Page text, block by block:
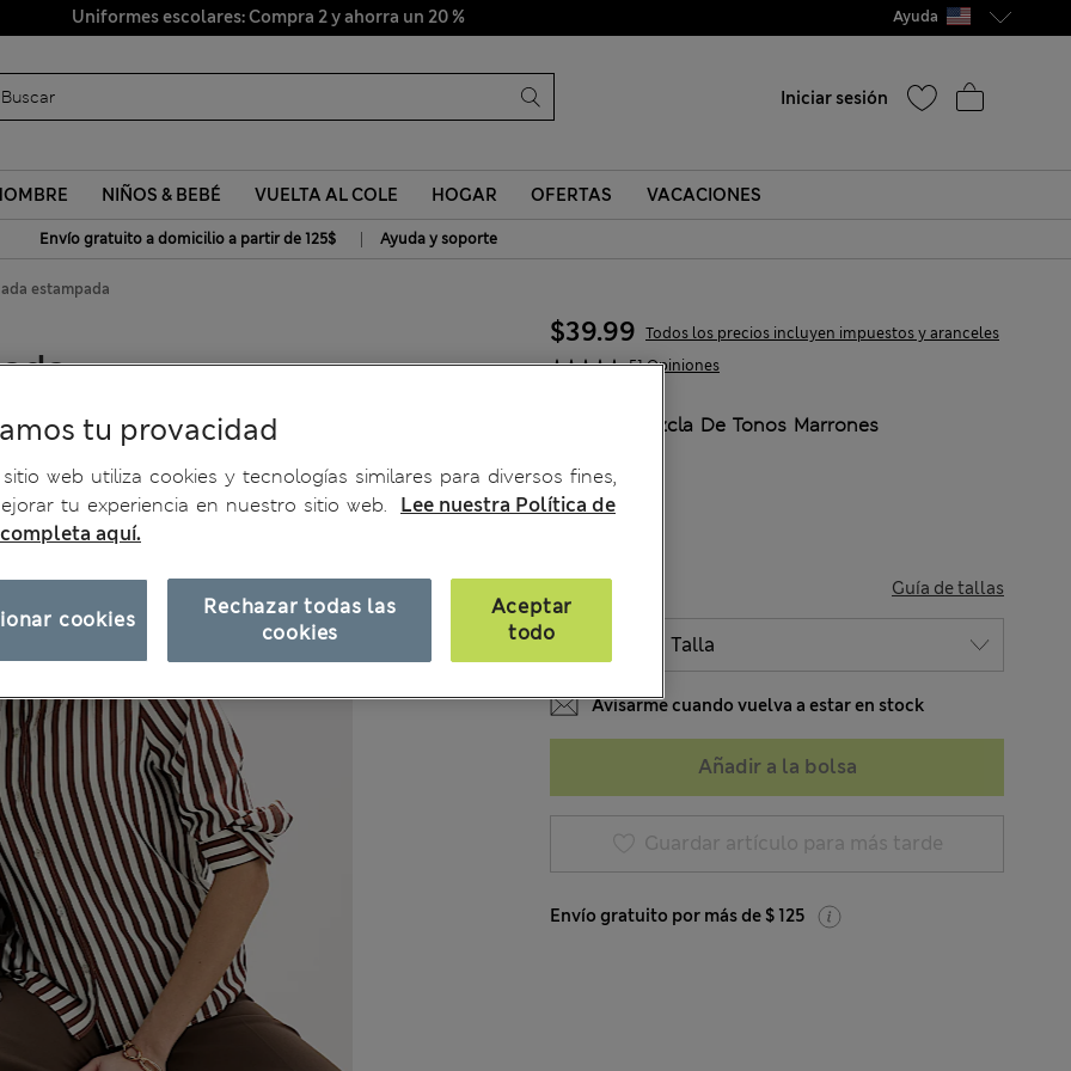
Uniformes escolares: Compra 2 y ahorra un 20 % Ayuda
Iniciar sesión
NIÑOS & BEBÉ VUELTA AL COLE HOGAR OFERTAS VACACIONES
Envío gratuito a domicilio a partir de 125$ | Ayuda y soporte
estampada
51 Opiniones
$39.99 Todos los precios incluyen impuestos y aranceles
Mezcla De Tonos Marrones
TALLA Guía de tallas
Avisarme cuando vuelva a estar en stock
Añadir a la bolsa
Guardar artículo para más tarde
Envío gratuito por más de $ 125
tu provacidad
web utiliza cookies y tecnologías similares para diversos fines,
tu experiencia en nuestro sitio web.
Lee nuestra Política de
aquí.
Rechazar todas las
cookies
Aceptar
todo
cookies